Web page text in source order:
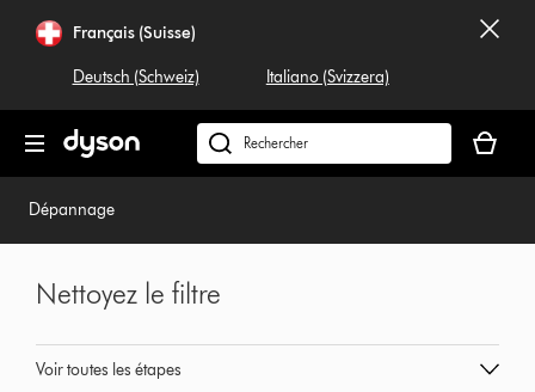
Français (Suisse)
Deutsch (Schweiz) Italiano (Svizzera)
Rechercher
dyson.ch
panier
est
Dépannage
Voir toutes les étapes
Nettoyez le filtre